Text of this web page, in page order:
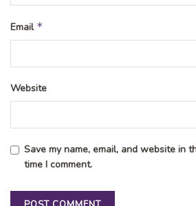
Email *
Website
Save my name, email, and website in
time I comment.